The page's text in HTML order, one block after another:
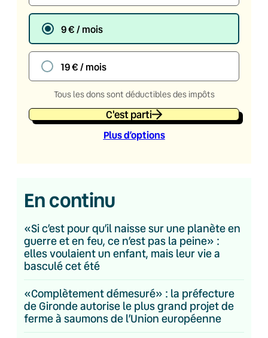
9 € / mois
19 € / mois
Tous les dons sont déductibles des impôts
C'est parti
Plus d’options
En continu
«Si c’est pour qu’il naisse sur une planète en
guerre et en feu, ce n’est pas la peine» :
elles voulaient un enfant, mais leur vie a
basculé cet été
«Complètement démesuré» : la préfecture
de Gironde autorise le plus grand projet de
ferme à saumons de l’Union européenne